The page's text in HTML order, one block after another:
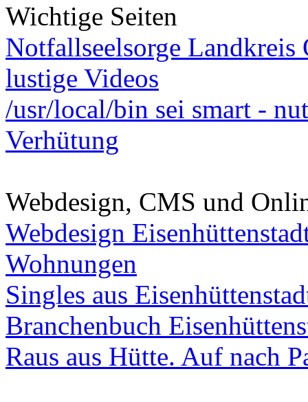
Wichtige Seiten
Notfallseelsorge Landkreis
lustige Videos
/usr/local/bin sei smart -
Verhütung
Webdesign, CMS und
Webdesign
Wohnungen
Singles aus
Branchenbuch
Raus aus Hütte. Auf nach